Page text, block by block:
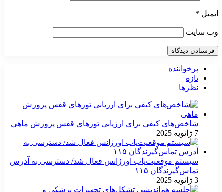
ایمیل *
وب‌ سایت
پرخواننده
تازه
نظرها
شاخص‌های کیفی برای ارزیابی تورهای قفس پرورش ماهی
7 ژانویه 2025
سیستم موقعیت‌یاب اورژانس فعال شد/ دسترسی به آدرس
تماس‌گیرندگان ۱۱۵
3 ژانویه 2025